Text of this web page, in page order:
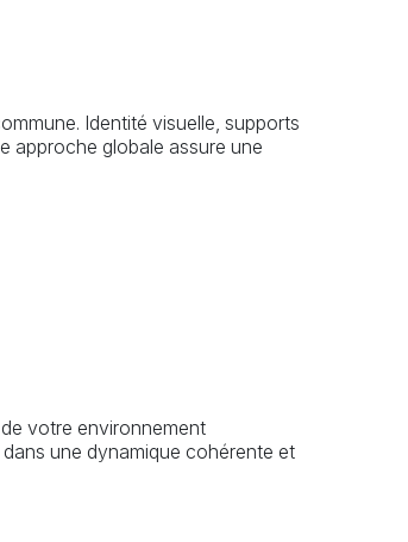
Identité visuelle, supports
approche globale assure une
votre environnement
une dynamique cohérente et